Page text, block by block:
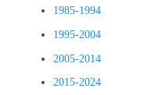
1985-1994
1995-2004
2005-2014
2015-2024